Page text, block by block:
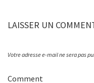
LAISSER UN
Votre adresse e-mail ne sera pas
Comment